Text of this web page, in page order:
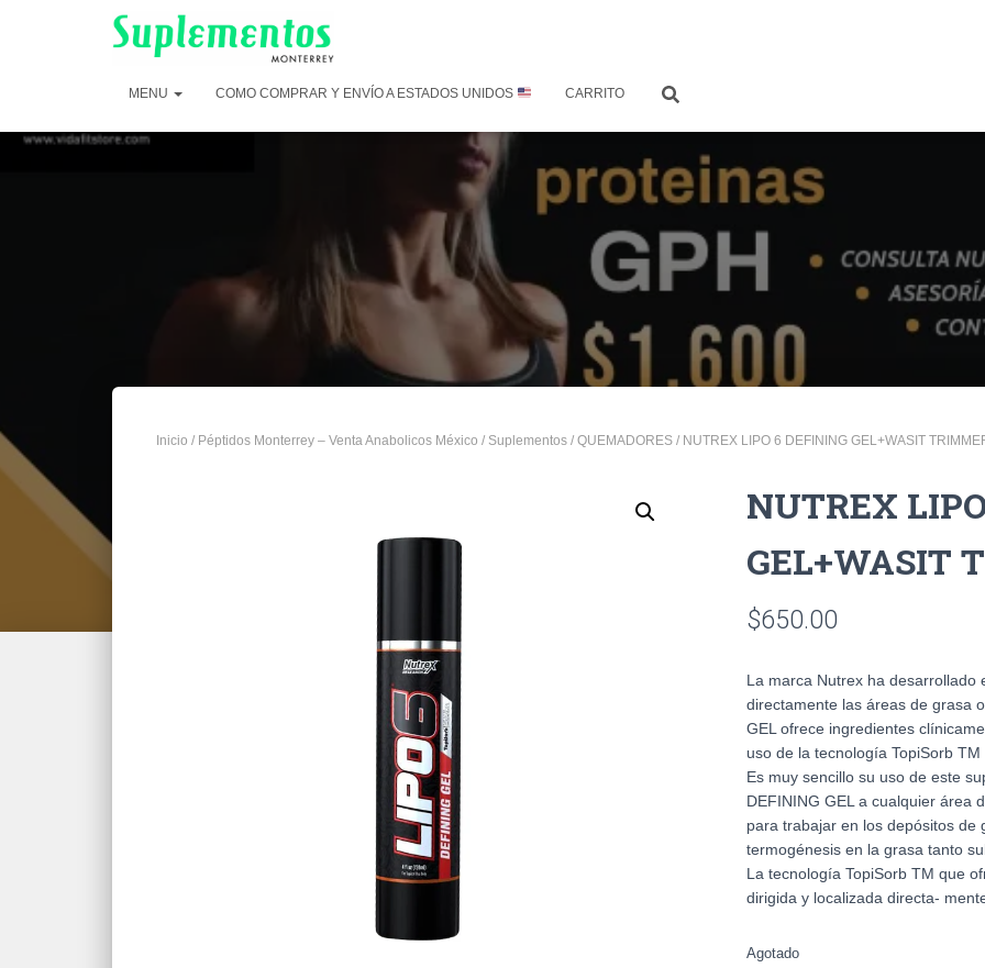
MENU COMO COMPRAR Y ENVÍO A ESTADOS UNIDOS CARRITO
Inicio / Péptidos Monterrey – Venta Anabolicos México / Suplementos / QUEMADORES / NUTREX LIPO 6 DEFINING GEL+WASIT
NUTREX
GEL+WASIT
$650.00
La marca Nutrex ha
directamente las áreas de grasa
GEL ofrece ingredientes
uso de la tecnología TopiSorb
Es muy sencillo su uso de este
DEFINING GEL a cualquier área
para trabajar en los depósitos
termogénesis en la grasa tanto
La tecnología TopiSorb TM que
dirigida y localizada directa-
Agotado